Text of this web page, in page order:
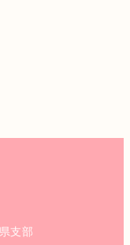
支部